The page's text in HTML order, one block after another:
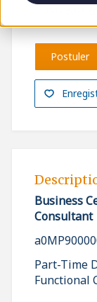
Niveau:
Postuler
Business
Consultant
Part-Time
Functional